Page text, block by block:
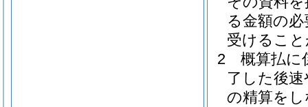
る金額の
受けるこ
2
概算払に
了した後
の精算を